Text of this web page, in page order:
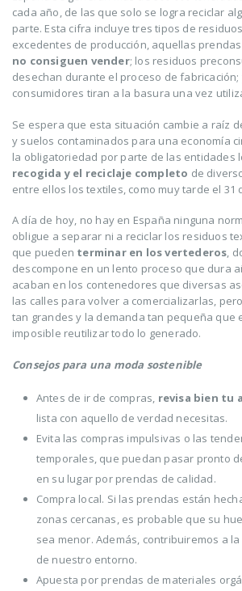
cada año, de las que solo se logra reciclar
parte. Esta cifra incluye tres tipos de
excedentes de producción, aquellas
no consiguen vender; los residuos
desechan durante el proceso de
consumidores tiran a la basura una vez
Se espera que esta situación cambie a raíz
y suelos contaminados para una economía
la obligatoriedad por parte de las entidades
recogida y el reciclaje completo de
entre ellos los textiles, como muy tarde el 31
A día de hoy, no hay en España ninguna
obligue a separar ni a reciclar los residuos
que pueden terminar en los vertederos,
descompone en un lento proceso que dura
acaban en los contenedores que diversas
las calles para volver a comercializarlas,
tan grandes y la demanda tan pequeña que
imposible reutilizar todo lo generado.
Consejos para una moda sostenible
Antes de ir de compras, revisa bien tu
lista con aquello de verdad necesitas.
Evita las compras impulsivas o las
temporales, que puedan pasar pronto
en su lugar por prendas de calidad.
Compra local. Si las prendas están
zonas cercanas, es probable que su
sea menor. Además, contribuiremos a
de nuestro entorno.
Apuesta por prendas de materiales